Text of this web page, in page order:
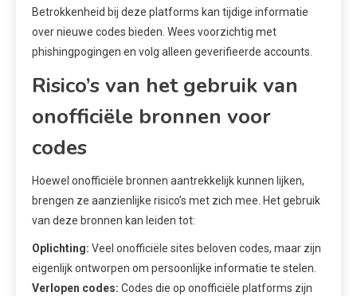
Betrokkenheid bij deze platforms kan tijdige informatie
over nieuwe codes bieden. Wees voorzichtig met
phishingpogingen en volg alleen geverifieerde accounts.
Risico’s van het gebruik van
onofficiële bronnen voor
codes
Hoewel onofficiële bronnen aantrekkelijk kunnen lijken,
brengen ze aanzienlijke risico’s met zich mee. Het gebruik
van deze bronnen kan leiden tot:
Oplichting: Veel onofficiële sites beloven codes, maar zijn
eigenlijk ontworpen om persoonlijke informatie te stelen.
Verlopen codes: Codes die op onofficiële platforms zijn